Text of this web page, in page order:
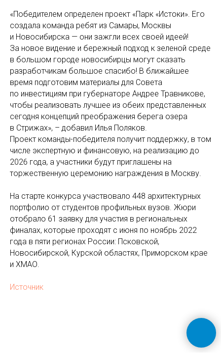
«Победителем определен проект «Парк «Истоки». Его
создала команда ребят из Самары, Москвы
и Новосибирска — они зажгли всех своей идеей!
За новое видение и бережный подход к зеленой среде
в большом городе новосибирцы могут сказать
разработчикам большое спасибо! В ближайшее
время подготовим материалы для Совета
по инвестициям при губернаторе Андрее Травникове,
чтобы реализовать лучшее из обеих представленных
сегодня концепций преображения берега озера
в Стрижах», – добавил Илья Поляков.
Проект команды-победителя получит поддержку, в том
числе экспертную и финансовую, на реализацию до
2026 года, а участники будут приглашены на
торжественную церемонию награждения в Москву.
На старте конкурса участвовало 448 архитектурных
портфолио от студентов профильных вузов. Жюри
отобрало 61 заявку для участия в региональных
финалах, которые проходят с июня по ноябрь 2022
года в пяти регионах России: Псковской,
Новосибирской, Курской областях, Приморском крае
и ХМАО.
Источник